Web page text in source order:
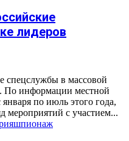
лидеров
спецслужбы в массовой
По информации местной
по июль этого года,
мероприятий с участием...
шпионаж